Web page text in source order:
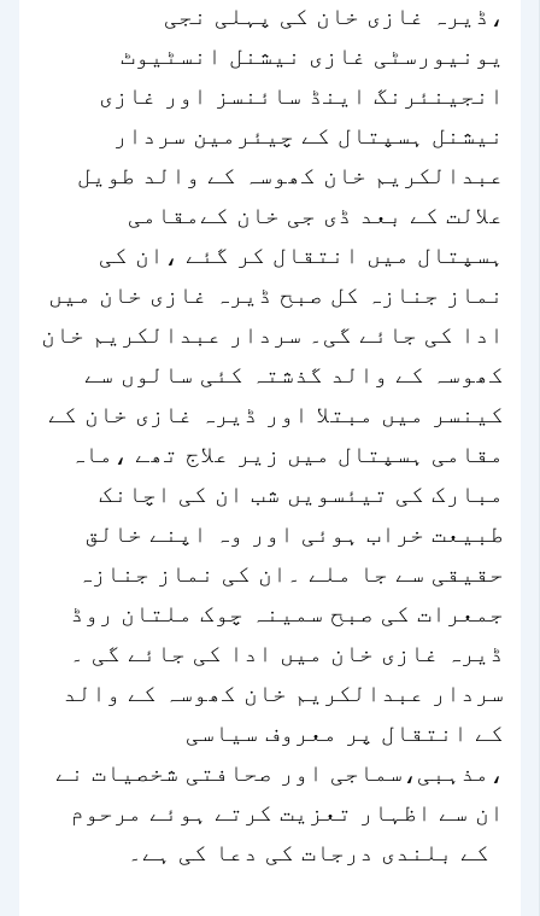
،ڈیرہ غازی خان کی پہلی نجی
یونیورسٹی غازی نیشنل انسٹیوٹ
انجینئرنگ اینڈ سائنسز اور غازی
نیشنل ہسپتال کے چیئرمین سردار
عبدالکریم خان کھوسہ کے والد طویل
علالت کے بعد ڈی جی خان کےمقامی
ہسپتال میں انتقال کر گئے ،ان کی
نماز جنازہ کل صبح ڈیرہ غازی خان میں
ادا کی جائے گی۔ سردار عبدالکریم خان
کھوسہ کے والد گذشتہ کئی سالوں سے
کینسر میں مبتلا اور ڈیرہ غازی خان کے
مقامی ہسپتال میں زیر علاج تھے ،ماہ
مبارک کی تیئسویں شب ان کی اچانک
طبیعت خراب ہوئی اور وہ اپنے خالق
حقیقی سے جا ملے ۔ان کی نماز جنازہ
جمعرات کی صبح سمینہ چوک ملتان روڈ
ڈیرہ غازی خان میں ادا کی جائے گی ۔
سردار عبدالکریم خان کھوسہ کے والد
کے انتقال پر معروف سیاسی
،مذہبی،سماجی اور صحافتی شخصیات نے
ان سے اظہار تعزیت کرتے ہوئے مرحوم